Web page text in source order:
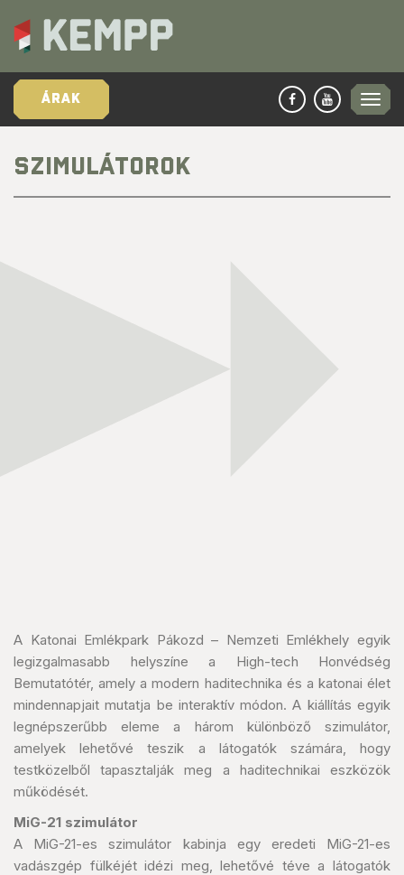
ÁRAK
SZIMULÁTOROK
A Katonai Emlékpark Pákozd – Nemzeti Emlékhely egyik
legizgalmasabb helyszíne a High-tech Honvédség
Bemutatótér, amely a modern haditechnika és a katonai élet
mindennapjait mutatja be interaktív módon. A kiállítás egyik
legnépszerűbb eleme a három különböző szimulátor,
amelyek lehetővé teszik a látogatók számára, hogy
testközelből tapasztalják meg a haditechnikai eszközök
működését.
MiG-21 szimulátor
A MiG-21-es szimulátor kabinja egy eredeti MiG-21-es
vadászgép fülkéjét idézi meg, lehetővé téve a látogatók